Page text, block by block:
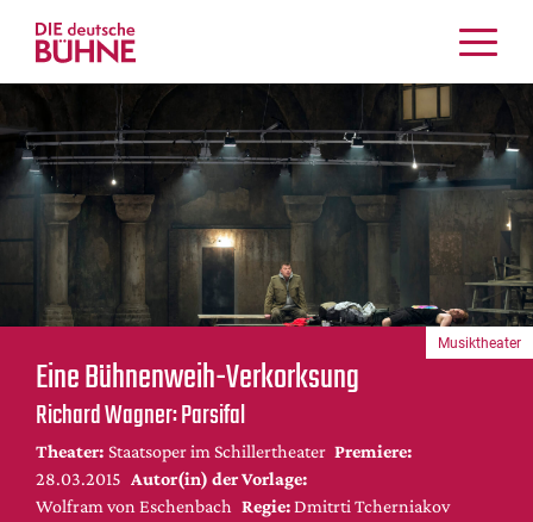
Kritiken
Schauspiel
Musiktheater
Tanz
Crossover
Bühnenwelt
Festivals & Veranstaltungen
Menschen & Theater
Themen
Internationales
Nachrufe
Medientipps
Eine Bühnenweih-Verkorksung
Richard Wagner: Parsifal
Theater: Staatsoper im Schillertheater Premiere:
28.03.2015 Autor(in) der Vorlage:
Wolfram von Eschenbach Regie: Dmitrti Tcherniakov
Musiktheater